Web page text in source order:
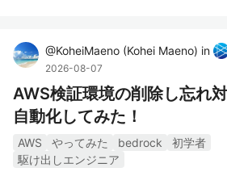
@KoheiMaeno (Kohei Maeno) in
2026-08-07
AWS検証環境の削除し忘れ
自動化してみた！
AWS やってみた bedrock
初学者
駆け出しエンジニア